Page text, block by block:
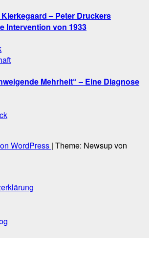
– Peter Druckers
Intervention von 1933
Mehrheit“ – Eine Diagnose
WordPress | Theme: Newsup von